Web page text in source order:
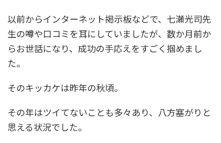
以前からインターネット掲示板などで、七瀬光司先
生の噂や口コミを耳にしていましたが、数か月前か
らお世話になり、成功の手応えをすごく掴めまし
た。
そのキッカケは昨年の秋頃。
その年はツイてないことも多々あり、八方塞がりと
思える状況でした。